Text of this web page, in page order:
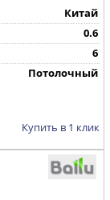
Китай
0.6
6
Потолочный
Купить в 1 клик